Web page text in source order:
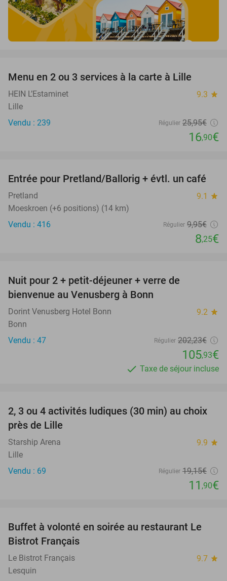
Menu en 2 ou 3 services à la carte à Lille
HEIN L’Estaminet 9.3 star
Lille
Vendu : 239
Régulier 25,95€
16,90€
17%
Entrée pour Pretland/Ballorig + évtl. un café
Pretland 9.1 star
Moeskroen (+6 positions) (14 km)
Vendu : 416
Régulier 9,95€
8,25€
Nuit pour 2 + petit-déjeuner + verre de
bienvenue au Venusberg à Bonn
Dorint Venusberg Hotel Bonn 9.2 star
Bonn
Vendu : 47
Régulier 202,23€
105,93€
Taxe de séjour incluse
38%
2, 3 ou 4 activités ludiques (30 min) au choix
près de Lille
Starship Arena 9.9 star
Lille
Vendu : 69
Régulier 19,15€
11 ,90€
25%
Buffet à volonté en soirée au restaurant Le
Bistrot Français
Le Bistrot Français 9.7 star
Lesquin